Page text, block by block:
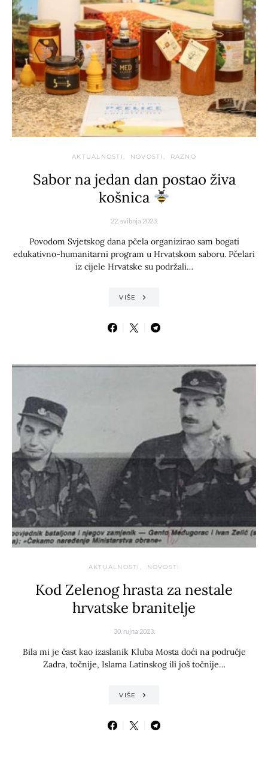
AKTUALNOSTI NOVOSTI RAZNO
Sabor na jedan dan postao živa
košnica
22. svibnja 2023.
Povodom Svjetskog dana pčela organizirao sam bogati
edukativno-humanitarni program u Hrvatskom saboru. Pčelari
iz cijele Hrvatske su podržali…
VIŠE
AKTUALNOSTI NOVOSTI
Kod Zelenog hrasta za nestale
hrvatske branitelje
30. rujna 2023.
Bila mi je čast kao izaslanik Kluba Mosta doći na područje
Zadra, točnije, Islama Latinskog ili još točnije…
VIŠE